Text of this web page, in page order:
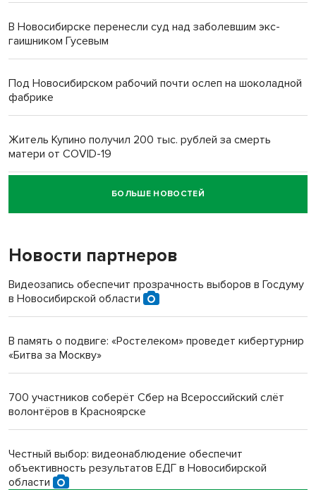
В Новосибирске перенесли суд над заболевшим экс-
гаишником Гусевым
Под Новосибирском рабочий почти ослеп на шоколадной
фабрике
Житель Купино получил 200 тыс. рублей за смерть
матери от COVID-19
Новосибирский суд наказал водителя за смерть
пенсионерки на вокзале
«Мы живём на пастбище!»: в новосибирском селе лошади
терроризируют жителей
Инвалид получил условный срок за избиение врачей
Новосибирский преподаватель с женой вошли в топ-16
Обновлённое отделение ВТБ открылось в Искитиме
БОЛЬШЕ НОВОСТЕЙ
Новости партнеров
Видеозапись обеспечит прозрачность выборов в Госдуму
в Новосибирской области
В память о подвиге: «Ростелеком» проведет кибертурнир
«Битва за Москву»
700 участников соберёт Сбер на Всероссийский слёт
волонтёров в Красноярске
Честный выбор: видеонаблюдение обеспечит
объективность результатов ЕДГ в Новосибирской
области